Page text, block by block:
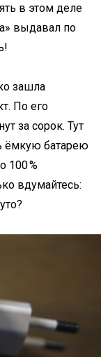
в этом деле
выдавал по
зашла
По его
за сорок. Тут
ёмкую батарею
100 %
вдумайтесь: